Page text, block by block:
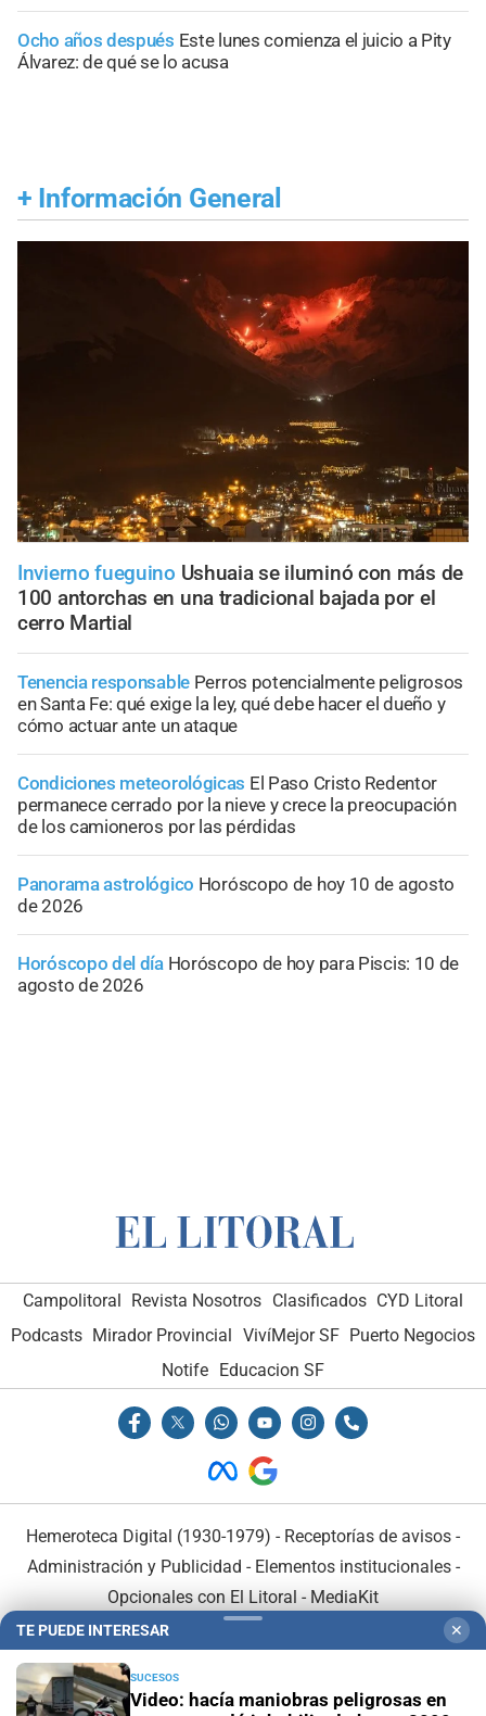
Ocho años después Este lunes comienza el juicio a Pity
Álvarez: de qué se lo acusa
+ Información General
Invierno fueguino Ushuaia se iluminó con más de
100 antorchas en una tradicional bajada por el
cerro Martial
Tenencia responsable Perros potencialmente peligrosos
en Santa Fe: qué exige la ley, qué debe hacer el dueño y
cómo actuar ante un ataque
Condiciones meteorológicas El Paso Cristo Redentor
permanece cerrado por la nieve y crece la preocupación
de los camioneros por las pérdidas
Panorama astrológico Horóscopo de hoy 10 de agosto
de 2026
Horóscopo del día Horóscopo de hoy para Piscis: 10 de
agosto de 2026
Campolitoral Revista Nosotros Clasificados CYD Litoral
Podcasts Mirador Provincial VivíMejor SF Puerto Negocios
Notife Educacion SF
Hemeroteca Digital (1930-1979) - Receptorías de avisos -
Administración y Publicidad - Elementos institucionales-
Opcionales con El Litoral - MediaKit
TE PUEDE INTERESAR ✕
SUCESOS
Video: hacía maniobras peligrosas en